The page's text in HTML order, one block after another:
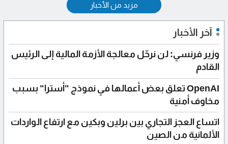
مزيد من الأخبار
آخر الأخبار
وزير فرنسي: لن نرحّل معالجة الأزمة المالية إلى الرئيس
القادم
OpenAI تعلق بعض أعمالها في نموذج "أسترا" بسبب
مخاوف أمنية
اتساع العجز التجاري بين برلين وبكين مع ارتفاع الواردات
الألمانية من الصين